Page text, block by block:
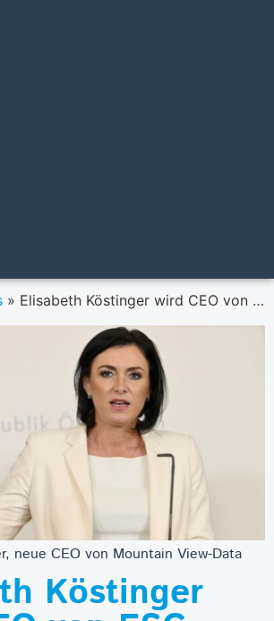
» Elisabeth Köstinger wird CEO von ESG-FinTech Mountain-View Data
neue CEO von Mountain View-Data
Köstinger